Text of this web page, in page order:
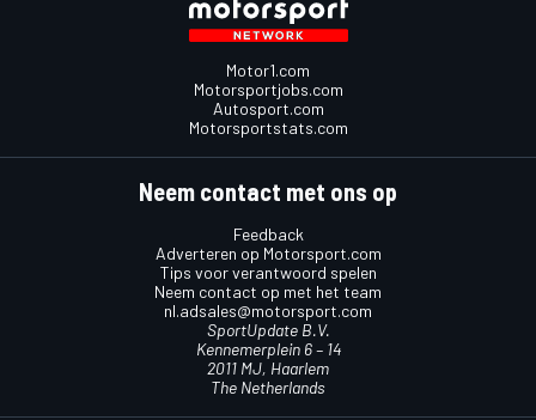
Motor1.com
Motorsportjobs.com
Autosport.com
Motorsportstats.com
Neem contact met ons op
Feedback
Adverteren op Motorsport.com
Tips voor verantwoord spelen
Neem contact op met het team
nl.adsales@motorsport.com
SportUpdate B.V.
Kennemerplein 6 – 14
2011 MJ, Haarlem
The Netherlands